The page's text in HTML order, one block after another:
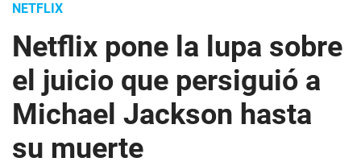
NETFLIX
Netflix pone la lupa sobre
el juicio que persiguió a
Michael Jackson hasta
su muerte